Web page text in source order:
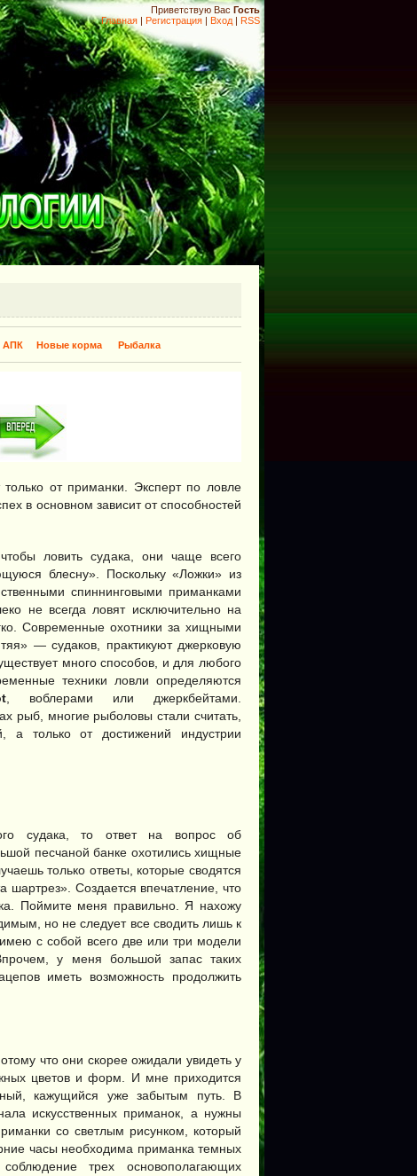
Приветствую Вас Гость
Главная | Регистрация | Вход | RSS
АПК Новые корма Рыбалка​
только от приманки. Эксперт по ловле
в основном зависит от способностей
ловить судака, они чаще всего
блесну». Поскольку «Ложки» из
спиннинговыми приманками
не всегда ловят исключительно на
Современные охотники за хищными
— судаков, практикуют джерковую
много способов, и для любого
техники ловли определяются
, воблерами или джеркбейтами.
рыб, многие рыболовы стали считать,
а только от достижений индустрии
судака, то ответ на вопрос об
песчаной банке охотились хищные
только ответы, которые сводятся
Создается впечатление, что
Поймите меня правильно. Я нахожу
но не следует все сводить лишь к
с собой всего две или три модели
у меня большой запас таких
иметь возможность продолжить
что они скорее ожидали увидеть у
цветов и форм. И мне приходится
кажущийся уже забытым путь. В
искусственных приманок, а нужны
со светлым рисунком, который
часы необходима приманка темных
трех основополагающих